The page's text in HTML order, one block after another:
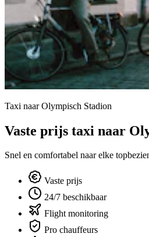
Taxi naar Olympisch Stadion
Vaste prijs taxi naar
Snel en comfortabel naar elke
Vaste prijs
24/7 beschikbaar
Flight monitoring
Pro chauffeurs